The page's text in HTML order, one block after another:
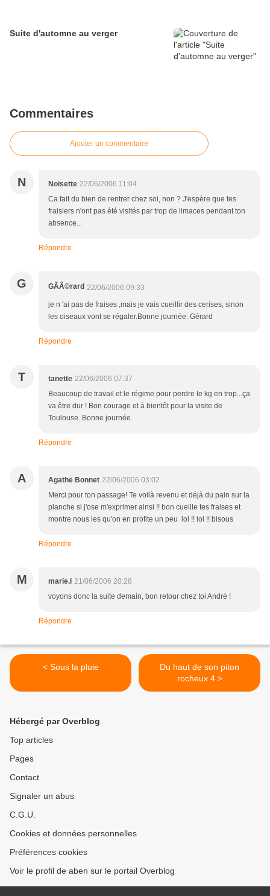
Suite d'automne au verger
Commentaires
Ajouter un commentaire
N Noisette 22/06/2006 11:04
Ca fait du bien de rentrer chez soi, non ? J'espère que tes
fraisiers n'ont pas été visités par trop de limaces pendant ton
absence...
Répondre
G GÃÂ©rard 22/06/2006 09:33
je n 'ai pas de fraises ,mais je vais cueillir des cerises, sinon
les oiseaux vont se régaler.Bonne journée. Gérard
Répondre
T tanette 22/06/2006 07:37
Beaucoup de travail et le régime pour perdre le kg en trop...ça
va être dur ! Bon courage et à bientôt pour la visite de
Toulouse. Bonne journée.
Répondre
A Agathe Bonnet 22/06/2006 03:02
Merci pour ton passage! Te voilà revenu et déjà du pain sur la
planche si j'ose m'exprimer ainsi !! bon cueille tes fraises et
montre nous les qu'on en profite un peu lol !! lol !! bisous
Répondre
M marie.l 21/06/2006 20:28
voyons donc la suite demain, bon retour chez toi André !
Répondre
< Sous la pluie
Du haut de son piton
rocheux 4 >
Hébergé par Overblog
Top articles
Pages
Contact
Signaler un abus
C.G.U.
Cookies et données personnelles
Préférences cookies
Voir le profil de aben sur le portail Overblog